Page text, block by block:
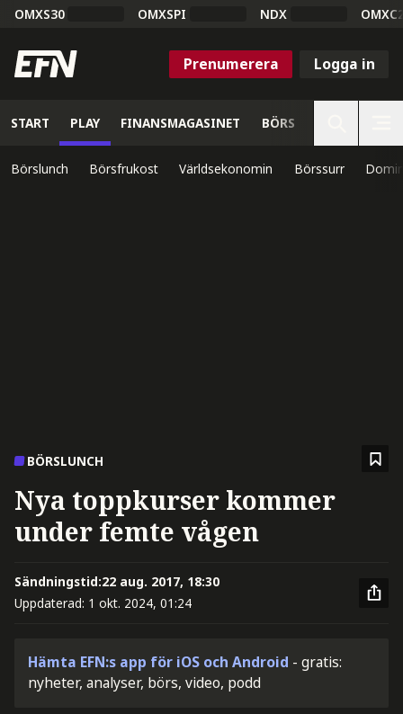
OMXS30 OMXSPI NDX
Prenumerera Logga in
START PLAY FINANSMAGASINET BÖRS
Börslunch Börsfrukost Världsekonomin Börssurr
BÖRSLUNCH
Nya toppkurser kommer
under femte vågen
Sändningstid:22 aug. 2017, 18:30
Uppdaterad: 1 okt. 2024, 01:24
Hämta EFN:s app för iOS och Android - gratis:
nyheter, analyser, börs, video, podd